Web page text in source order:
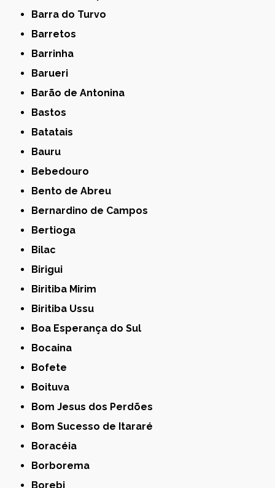
Barra do Turvo
Barretos
Barrinha
Barueri
Barão de Antonina
Bastos
Batatais
Bauru
Bebedouro
Bento de Abreu
Bernardino de Campos
Bertioga
Bilac
Birigui
Biritiba Mirim
Biritiba Ussu
Boa Esperança do Sul
Bocaina
Bofete
Boituva
Bom Jesus dos Perdões
Bom Sucesso de Itararé
Boracéia
Borborema
Borebi